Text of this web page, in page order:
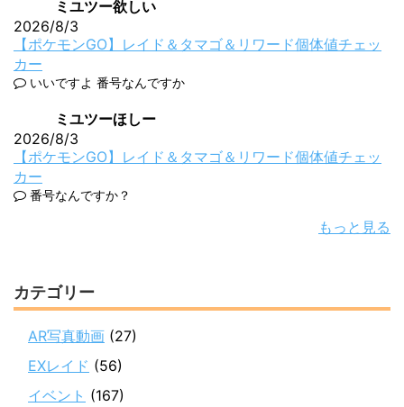
ミユツー欲しい
2026/8/3
【ポケモンGO】レイド＆タマゴ＆リワード個体値チェッ
カー
いいですよ 番号なんですか
ミユツーほしー
2026/8/3
【ポケモンGO】レイド＆タマゴ＆リワード個体値チェッ
カー
番号なんですか？
もっと見る
カテゴリー
AR写真動画 (27)
EXレイド (56)
イベント (167)